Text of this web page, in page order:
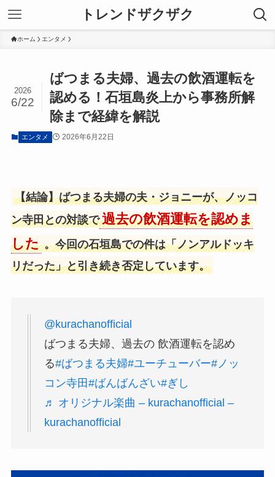
トレンドザクザク
ホーム エンタメ
ばつまる夫婦、過去の飲酒運転を
認める！石垣島炎上から事務所解
除まで経緯を解説
2026
6/22
エンタメ 2026年6月22日
【結論】ばつまる夫婦の夫・ジョニーが、ノッコ
ン寺田との対談で 過去の飲酒運転を認めま
した 。今回の石垣島での件は「ノンアルドッキ
リだった」と引き続き否定しています。
@kurachanofficial
ばつまる夫婦、過去の 飲酒運転を認め
る#ばつまる夫婦#ユーチューバー#ノッ
コン寺田 #ばんばんざい#ぎし
♬ オリジナル楽曲 – kurachanofficial –
kurachanofficial